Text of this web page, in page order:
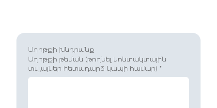
Աղոթքի խնդրանք
Աղոթքի թեման (թողնել կոնտակտային
տվյալներ հետադարձ կապի համար) *